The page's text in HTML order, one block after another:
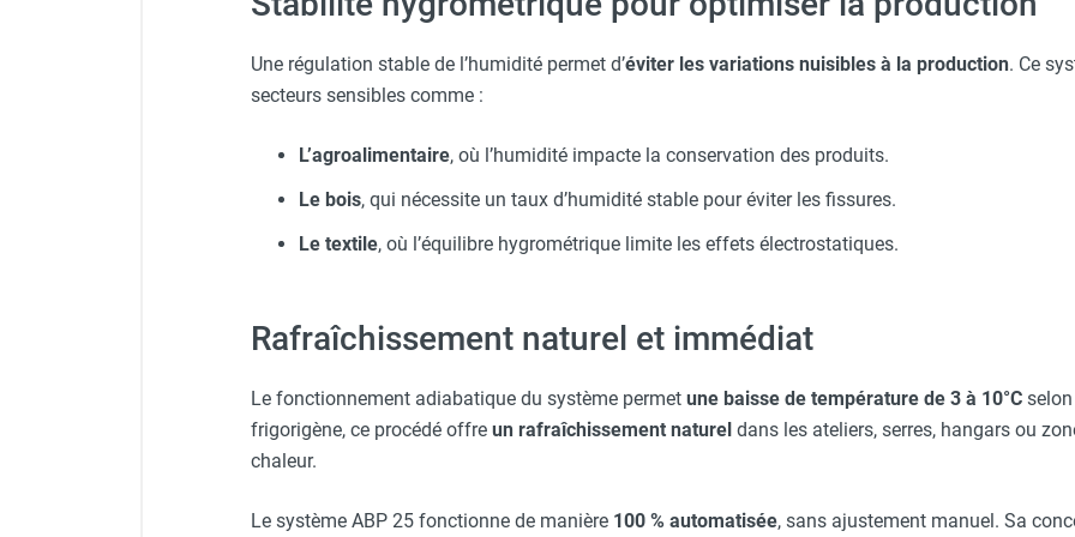
Chauffage FARM au fioul
Chauffage d'atelier granulés / bois /
Chaudière fixe à eau
Aérotherme fixe mural
Aérotherme électrique
Aérotherme à eau chaude ou froide
(détente directe)
Chauffage mobile électrique
Chauffage électrique soufflant
étuvage industriel ou destruction
Une régulation stable de l’humidité permet d’éviter les variations nuisibles à la production. Ce
secteurs sensibles comme :
L’agroalimentaire, où l’humidité impacte la conservation des produits.
Le bois, qui nécessite un taux d’humidité stable pour éviter les fissures.
Le textile, où l’équilibre hygrométrique limite les effets électrostatiques.
Rafraîchissement naturel et immédiat
Le fonctionnement adiabatique du système permet une baisse de température de 3 à 10°C
frigorigène, ce procédé offre un rafraîchissement naturel dans les ateliers, serres, hangars ou
chaleur.
Le système ABP 25 fonctionne de manière 100 % automatisée, sans ajustement manuel. Sa